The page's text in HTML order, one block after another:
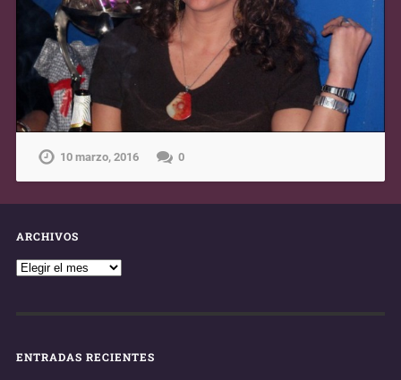
10 marzo, 2016 0
ARCHIVOS
ENTRADAS RECIENTES